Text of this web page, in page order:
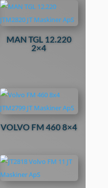
MAN TGL 12.220
2×4
VOLVO FM 460 8×4